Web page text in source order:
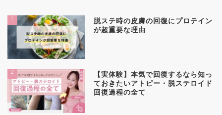
1
脱ステ時の皮膚の回復にプロテイン
が超重要な理由
2
【実体験】本気で回復するなら知っ
ておきたいアトピー・脱ステロイド
回復過程の全て